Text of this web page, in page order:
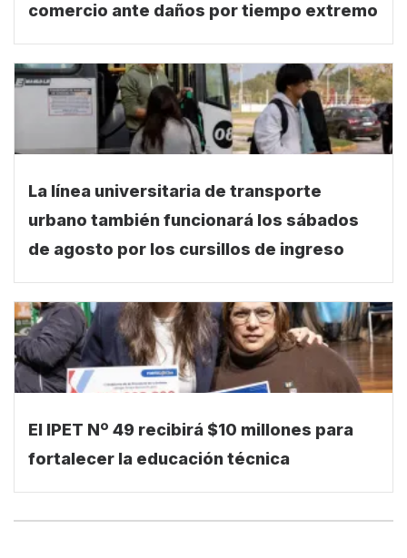
comercio ante daños por tiempo extremo
La línea universitaria de transporte
urbano también funcionará los sábados
de agosto por los cursillos de ingreso
El IPET Nº 49 recibirá $10 millones para
fortalecer la educación técnica